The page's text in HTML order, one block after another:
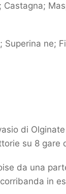
ne;
di
su 8 gare
da una
in